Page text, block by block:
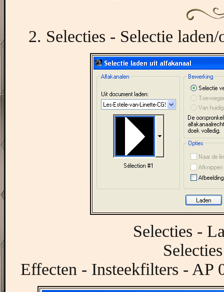
2. Selecties - Selectie
Selecties -
Effecten - Insteekfilters -